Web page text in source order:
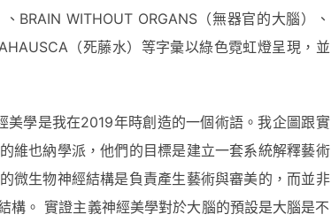
BRAIN WITHOUT ORGANS（無器官的大腦）、
（死藤水）等字彙以綠色霓虹燈呈現，並
美學是我在2019年時創造的一個術語。我企圖跟實
維也納學派，他們的目標是建立一套系統解釋藝術
微生物神經結構是負責產生藝術與審美的，而並非
構。 實證主義神經美學對於大腦的預設是大腦是不